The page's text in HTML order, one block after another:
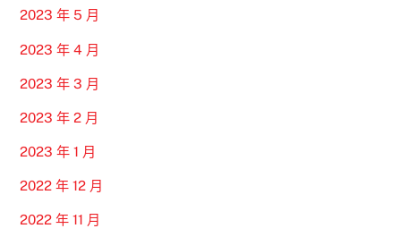
2023 年 5 月
2023 年 4 月
2023 年 3 月
2023 年 2 月
2023 年 1 月
2022 年 12 月
2022 年 11 月